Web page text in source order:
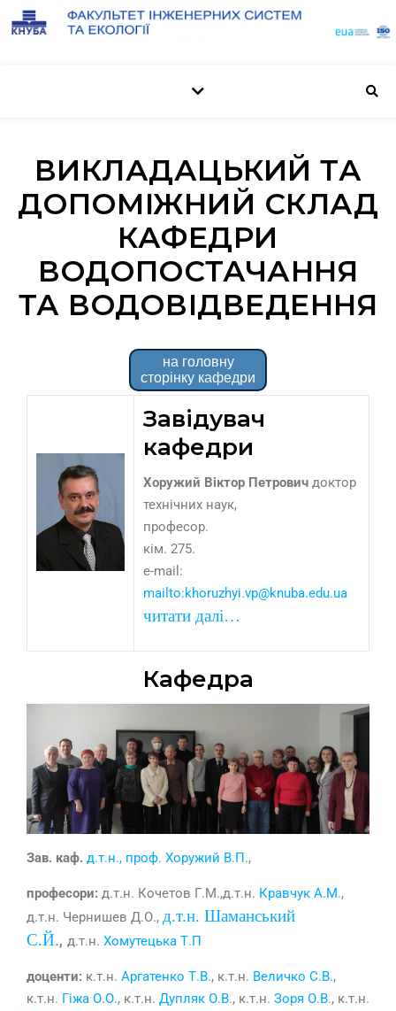
ВИКЛАДАЦЬКИЙ ТА
ДОПОМІЖНИЙ СКЛАД
КАФЕДРИ
ВОДОПОСТАЧАННЯ
ТА ВОДОВІДВЕДЕННЯ
на головну
сторінку кафедри
Завідувач
кафедри
Хоружий Віктор Петрович доктор
технічних наук,
професор.
кім. 275.
e-mail:
mailto:khoruzhyi.vp@knuba.edu.ua
читати далі…
Кафедра
Зав. каф. д.т.н., проф. Хоружий В.П.,
професори: д.т.н. Кочетов Г.М.,д.т.н. Кравчук А.М.,
д.т.н. Чернишев Д.О., д.т.н. Шаманський
С.Й., д.т.н. Хомутецька Т.П
доценти: к.т.н. Аргатенко Т.В., к.т.н. Величко С.В.,
к.т.н. Гіжа О.О., к.т.н. Дупляк О.В., к.т.н. Зоря О.В., к.т.н.